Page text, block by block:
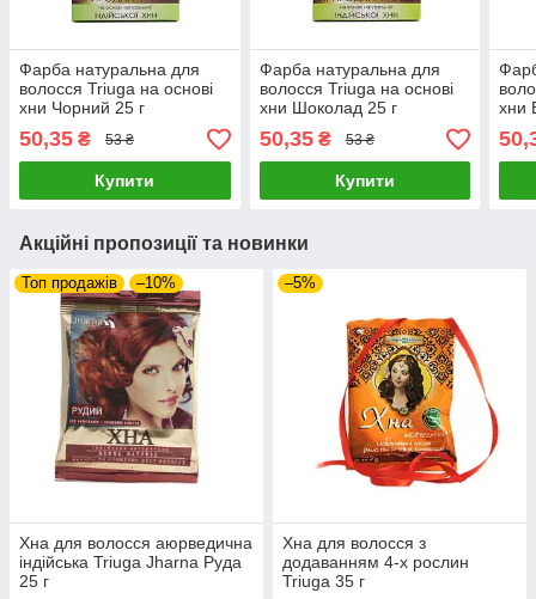
Фарба натуральна для
волосся Triuga на основі
хни Чорний 25 г
50,35 ₴ 53 ₴
Купити
Фарба натуральна для
волосся Triuga на основі
хни Шоколад 25 г
50,35₴ 53 ₴
Купити
хни
Акційні пропозиції та новинки
Топ продажів –10%
Хна для волосся аюрведична
індійська Triuga Jharna Руда
25 г
–5%
Хна для волосся з
додаванням 4-х рослин
Triuga 35 г